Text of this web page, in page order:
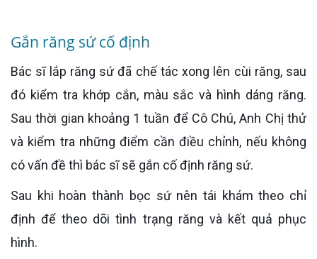
Gắn răng sứ cố định
Bác sĩ lắp răng sứ đã chế tác xong lên cùi răng, sau
đó kiểm tra khớp cắn, màu sắc và hình dáng răng.
Sau thời gian khoảng 1 tuần để Cô Chú, Anh Chị thử
và kiểm tra những điểm cần điều chỉnh, nếu không
có vấn đề thì bác sĩ sẽ gắn cố định răng sứ.
Sau khi hoàn thành bọc sứ nên tái khám theo chỉ
định để theo dõi tình trạng răng và kết quả phục
hình.